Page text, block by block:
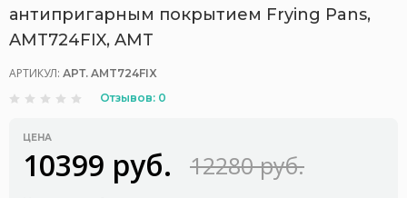
антипригарным покрытием Frying Pans,
AMT724FIX, AMT
АРТИКУЛ: АРТ. AMT724FIX
Отзывов: 0
ЦЕНА
10399 руб. 12280 руб.